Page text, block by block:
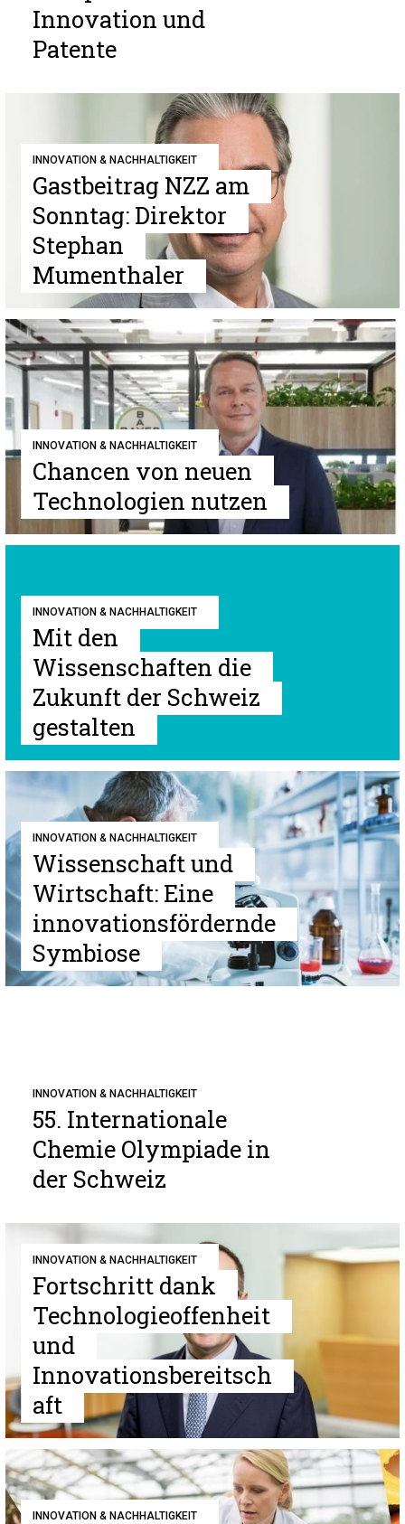
Innovation und
Patente
INNOVATION & NACHHALTIGKEIT
Gastbeitrag NZZ am
Sonntag: Direktor
Stephan
Mumenthaler
INNOVATION & NACHHALTIGKEIT
Chancen von neuen
Technologien nutzen
INNOVATION & NACHHALTIGKEIT
Mit den
Wissenschaften die
Zukunft der Schweiz
gestalten
INNOVATION & NACHHALTIGKEIT
Wissenschaft und
Wirtschaft: Eine
innovationsfördernde
Symbiose
INNOVATION & NACHHALTIGKEIT
55. Internationale
Chemie Olympiade in
der Schweiz
INNOVATION & NACHHALTIGKEIT
Fortschritt dank
Technologieoffenheit
und
Innovationsbereitsch
aft
INNOVATION & NACHHALTIGKEIT